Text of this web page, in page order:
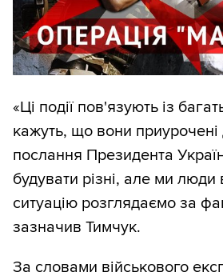
«Ці події пов'язують із
кажуть, що вони приурочені
послання Президента
будувати різні, але ми люди
ситуацію розглядаємо за
зазначив Тимчук.
За словами військового